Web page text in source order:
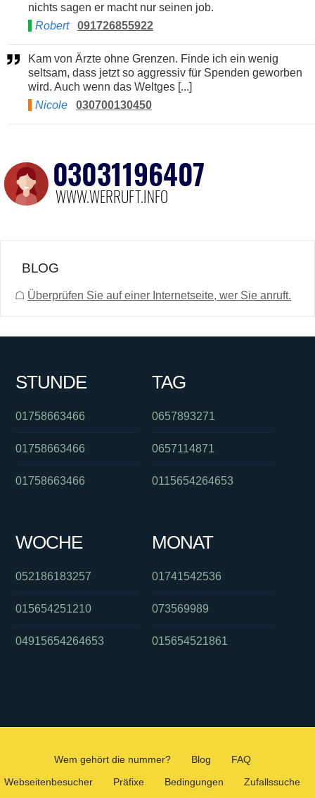
nichts sagen er macht nur seinen job.
Robert
091726855922
Kam von Ärzte ohne Grenzen. Finde ich ein wenig
seltsam, dass jetzt so aggressiv für Spenden geworben
wird. Auch wenn das Weltges [...]
Nicole
030700130450
BLOG
☖ Überprüfen Sie auf einer Internetseite, wer Sie anruft.
STUNDE
01758663466
01758663466
01758663466
TAG
0657893271
0657114871
0115654264653
WOCHE
052186183257
015654251210
04915654264653
MONAT
01741542536
073569989
015654521861
Wem gehört die nummer? Blog
FAQ
Webseitenbesucher
Präfixe Bedingungen Zufallssuche